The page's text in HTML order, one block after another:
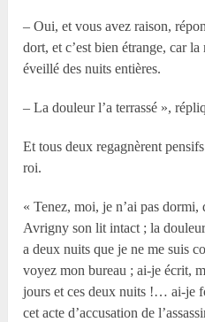
– Oui, et vous avez raison,
dort, et c’est bien étrange, car
éveillé des nuits entières.
– La douleur l’a terrassé »,
Et tous deux regagnèrent
roi.
« Tenez, moi, je n’ai pas
Avrigny son lit intact ; la
a deux nuits que je ne me suis
voyez mon bureau ; ai-je écrit,
jours et ces deux nuits !… ai-je
cet acte d’accusation de